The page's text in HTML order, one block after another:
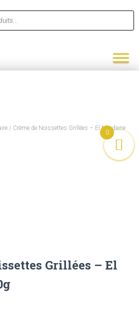
/ Crème de Noissettes Grillées – El Mordjene
Grillées – El
0